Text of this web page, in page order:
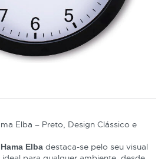
Elba – Preto, Design Clássico e
Elba destaca-se pelo seu visual